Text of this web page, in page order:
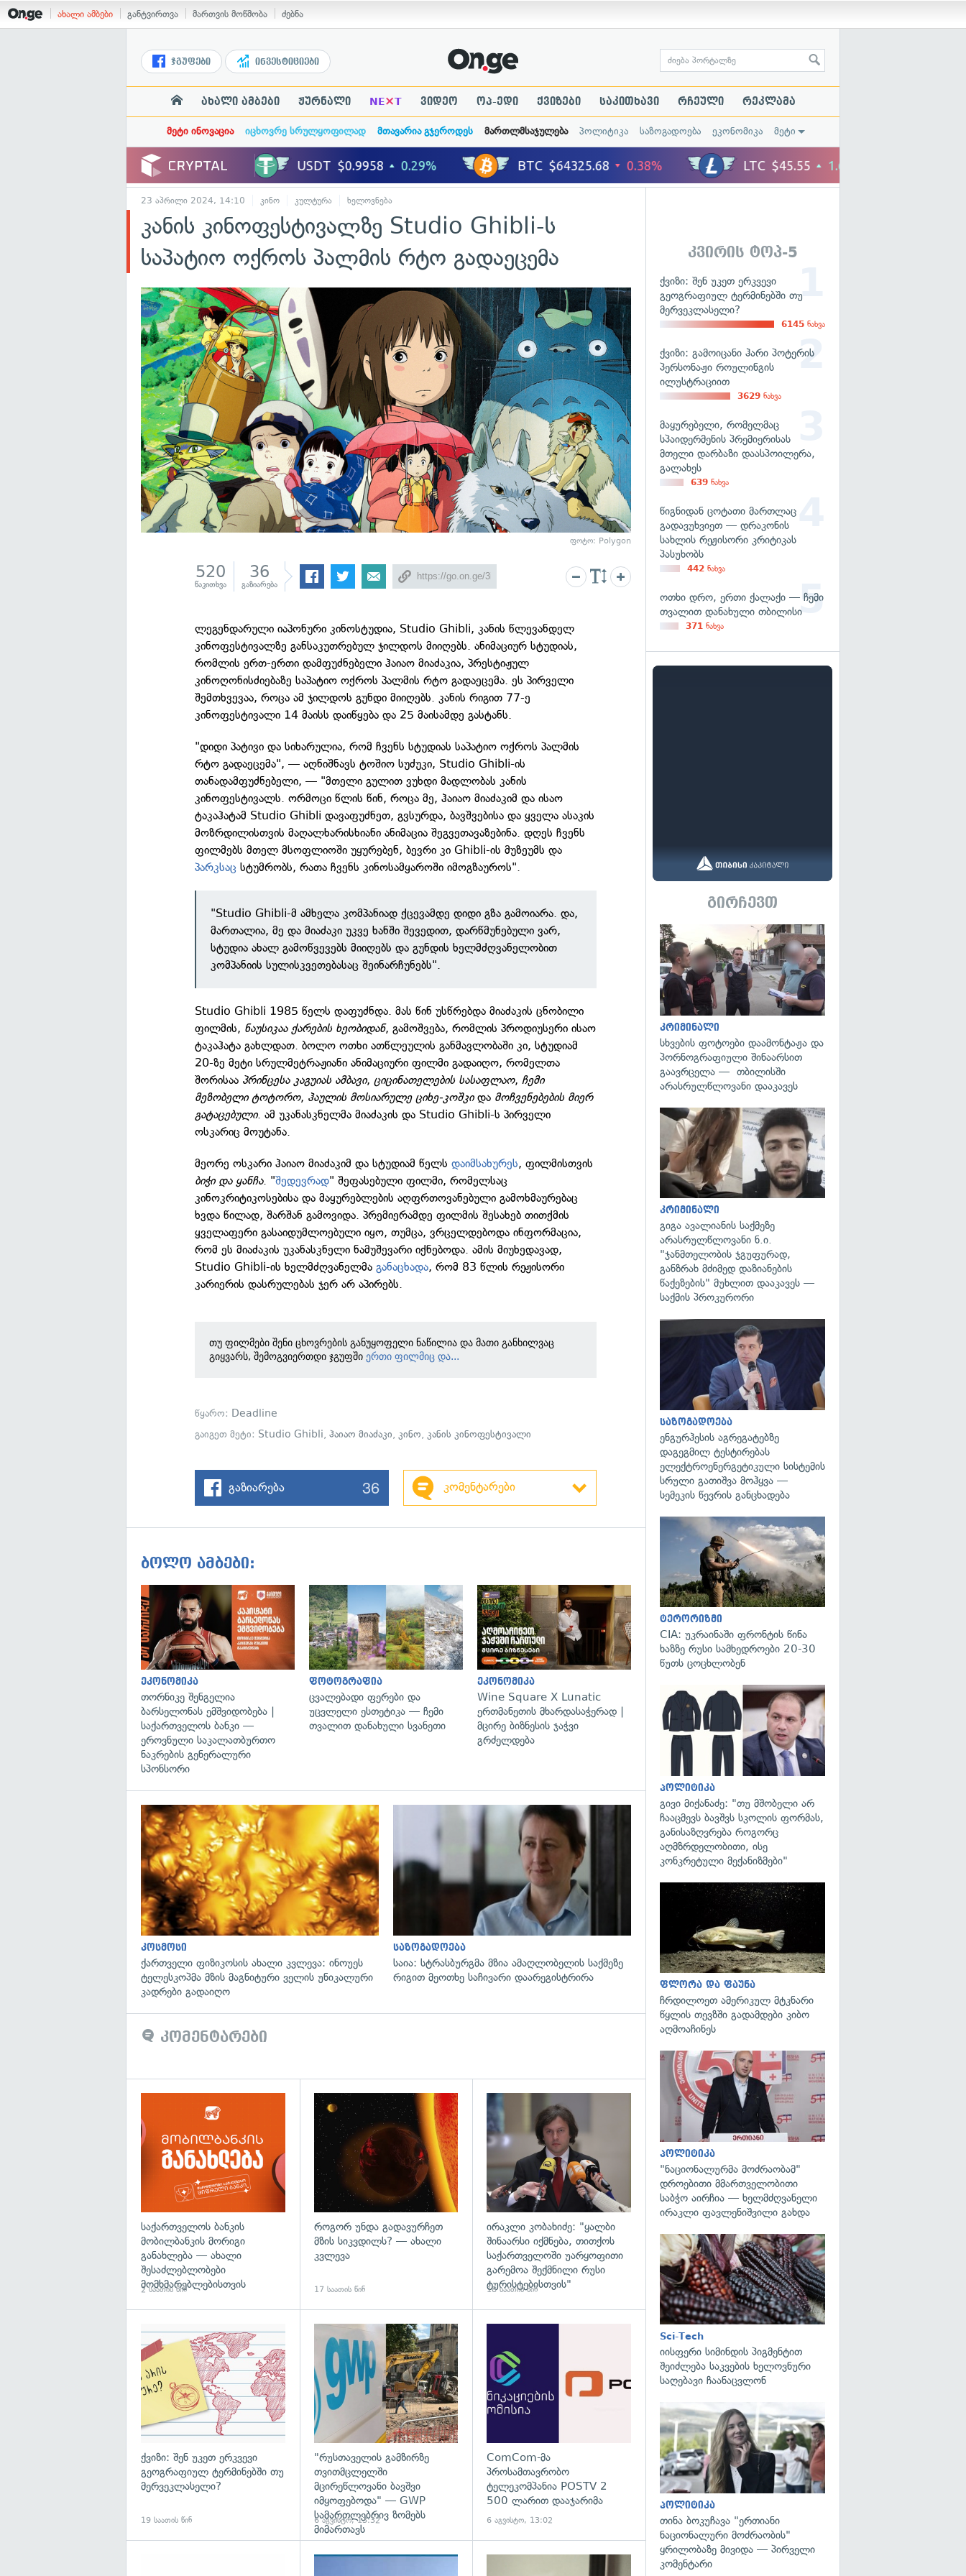
ახალი ამბები განტვირთვა მართვის მოწმობა ძებნა
ჯგუფები ინვესტიციები
ახალი ამბები ჟურნალი NE×T ვიდეო ოპ-ედი ქვიზები საკითხავი რჩეული რეკლამა
მეტი ინოვაცია იცხოვრე სრულყოფილად მთავარია გჯეროდეს მართლმსაჯულება პოლიტიკა საზოგადოება ეკონომიკა მეტი
23 აპრილი 2024, 14:10 კინო კულტურა ხელოვნება
კანის კინოფესტივალზე Studio Ghibli-ს
საპატიო ოქროს პალმის რტო გადაეცემა
ფოტო: Polygon
520
წაკითხვა
36
გაზიარება
ლეგენდარული იაპონური კინოსტუდია, Studio Ghibli, კანის წლევანდელ
კინოფესტივალზე განსაკუთრებულ ჯილდოს მიიღებს. ანიმაციურ სტუდიას,
რომლის ერთ-ერთი დამფუძნებელი ჰაიაო მიაძაკია, პრესტიჟულ
კინოღონისძიებაზე საპატიო ოქროს პალმის რტო გადაეცემა. ეს პირველი
შემთხვევაა, როცა ამ ჯილდოს გუნდი მიიღებს. კანის რიგით 77-ე
კინოფესტივალი 14 მაისს დაიწყება და 25 მაისამდე გასტანს.
"დიდი პატივი და სიხარულია, რომ ჩვენს სტუდიას საპატიო ოქროს პალმის
რტო გადაეცემა", — აღნიშნავს ტოშიო სუძუკი, Studio Ghibli-ის
თანადამფუძნებელი, — "მთელი გულით ვუხდი მადლობას კანის
კინოფესტივალს. ორმოცი წლის წინ, როცა მე, ჰაიაო მიაძაკიმ და ისაო
ტაკაჰატამ Studio Ghibli დავაფუძნეთ, გვსურდა, ბავშვებისა და ყველა ასაკის
მოზრდილისთვის მაღალხარისხიანი ანიმაცია შეგვეთავაზებინა. დღეს ჩვენს
ფილმებს მთელ მსოფლიოში უყურებენ, ბევრი კი Ghibli-ის მუზეუმს და
პარკსაც სტუმრობს, რათა ჩვენს კინოსამყაროში იმოგზაუროს".
"Studio Ghibli-მ ამხელა კომპანიად ქცევამდე დიდი გზა გამოიარა. და,
მართალია, მე და მიაძაკი უკვე ხანში შევედით, დარწმუნებული ვარ,
სტუდია ახალ გამოწვევებს მიიღებს და გუნდის ხელმძღვანელობით
კომპანიის სულისკვეთებასაც შეინარჩუნებს".
Studio Ghibli 1985 წელს დაფუძნდა. მას წინ უსწრებდა მიაძაკის ცნობილი
ფილმის, ნაუსიკაა ქარების ხეობიდან, გამოშვება, რომლის პროდიუსერი ისაო
ტაკაჰატა გახლდათ. ბოლო ოთხი ათწლეულის განმავლობაში კი, სტუდიამ
20-ზე მეტი სრულმეტრაჟიანი ანიმაციური ფილმი გადაიღო, რომელთა
შორისაა პრინცესა კაგუიას ამბავი,ციცინათელების სასაფლაო,ჩემი
მეზობელი ტოტორო, ჰაულის მოსიარულე ციხე-კოშკიდა მოჩვენებების მიერ
გატაცებული. ამ უკანასკნელმა მიაძაკის და Studio Ghibli-ს პირველი
ოსკარიც მოუტანა.
მეორე ოსკარი ჰაიაო მიაძაკიმ და სტუდიამ წელსდაიმსახურეს, ფილმისთვის
ბიჭი და ყანჩა. "შედევრად" შეფასებული ფილმი, რომელსაც
კინოკრიტიკოსებისა და მაყურებლების აღფრთოვანებული გამოხმაურებაც
ხვდა წილად, შარშან გამოვიდა. პრემიერამდე ფილმის შესახებ თითქმის
ყველაფერი გასაიდუმლოებული იყო, თუმცა, ვრცელდებოდა ინფორმაცია,
რომ ეს მიაძაკის უკანასკნელი ნამუშევარი იქნებოდა. ამის მიუხედავად,
Studio Ghibli-ის ხელმძღვანელმაგანაცხადა, რომ 83 წლის რეჟისორი
კარიერის დასრულებას ჯერ არ აპირებს.
თუ ფილმები შენი ცხოვრების განუყოფელი ნაწილია და მათი განხილვაც
გიყვარს, შემოგვიერთდი ჯგუფში ერთი ფილმიც და...
წყარო: Deadline
გაიგეთ მეტი: Studio Ghibli,ჰაიაო მიაძაკი,კინო,კანის კინოფესტივალი
გაზიარება 36 კომენტარები
ბოლო ამბები:
ეკონომიკა
თორნიკე შენგელია
ბარსელონას ემშვიდობება |
საქართველოს ბანკი —
ეროვნული საკალათბურთო
ნაკრების გენერალური
სპონსორი
გადახედვა
ფოტოგრაფია
ცვალებადი ფერები და
უცვლელი ესთეტიკა — ჩემი
თვალით დანახული სვანეთი
ეკონომიკა
Wine Square X Lunatic
ერთმანეთის მხარდასაჭერად |
მცირე ბიზნესის ჯაჭვი
გრძელდება
კოსმოსი
ქართველი ფიზიკოსის ახალი კვლევა: ინოუეს
ტელესკოპმა მზის მაგნიტური ველის უნიკალური
კადრები გადაიღო
გადახედვა
საზოგადოება
საია: სტრასბურგმა მზია ამაღლობელის საქმეზე
რიგით მეოთხე საჩივარი დაარეგისტრირა
კომენტარები
საქართველოს ბანკის
მობილბანკის მორიგი
განახლება — ახალი
შესაძლებლობები
მომხმარებლებისთვის
2 საათის წინ
გადახედვა
როგორ უნდა გადავურჩეთ
მზის სიკვდილს? — ახალი
კვლევა
17 საათის წინ
გადახედვა
ირაკლი კობახიძე: "ყალბი
შინაარსი იქმნება, თითქოს
საქართველოში უარყოფითი
გარემოა შექმნილი რუსი
ტურისტებისთვის"
18 საათის წინ
ქვიზი: შენ უკეთ ერკვევი
გეოგრაფიულ ტერმინებში თუ
მერვეკლასელი?
19 საათის წინ
"რუსთაველის გამზირზე
თვითმცლელში
მცირეწლოვანი ბავშვი
იმყოფებოდა" — GWP
სამართლებრივ ზომებს
მიმართავს
6 აგვისტო, 13:32
გადახედვა
ComCom-მა
პროსამთავრობო
ტელეკომპანია POSTV 2
500 ლარით დააჯარიმა
6 აგვისტო, 13:02
გადახედვა
კვირის ტოპ-5
ქვიზი: შენ უკეთ ერკვევი
გეოგრაფიულ ტერმინებში თუ
მერვეკლასელი?
6145 ნახვა
ქვიზი: გამოიცანი ჰარი პოტერის
პერსონაჟი როულინგის
ილუსტრაციით
3629 ნახვა
მაყურებელი, რომელმაც
სპაიდერმენის პრემიერისას
მთელი დარბაზი დაასპოილერა,
გალახეს
639 ნახვა
წიგნიდან ცოტათი მართლაც
გადავუხვიეთ — დრაკონის
სახლის რეჟისორი კრიტიკას
პასუხობს
442 ნახვა
ოთხი დრო, ერთი ქალაქი — ჩემი
თვალით დანახული თბილისი
371 ნახვა
გირჩევთ
კრიმინალი
სხვების ფოტოები დაამონტაჟა და
პორნოგრაფიული შინაარსით
გაავრცელა — თბილისში
არასრულწლოვანი დააკავეს
კრიმინალი
გიგა ავალიანის საქმეზე
არასრულწლოვანი ნ.ი.
"ჯანმთელობის ჯგუფურად,
განზრახ მძიმედ დაზიანების
წაქეზების" მუხლით დააკავეს —
საქმის პროკურორი
საზოგადოება
ენგურჰესის აგრეგატებზე
დაგეგმილ ტესტირებას
ელექტროენერგეტიკული სისტემის
სრული გათიშვა მოჰყვა —
სემეკის წევრის განცხადება
ტერორიზმი
CIA: უკრაინაში ფრონტის წინა
ხაზზე რუსი სამხედროები 20-30
წუთს ცოცხლობენ
პოლიტიკა
გივი მიქანაძე: "თუ მშობელი არ
ჩააცმევს ბავშვს სკოლის ფორმას,
განისაზღვრება როგორც
აღმზრდელობითი, ისე
კონკრეტული მექანიზმები"
ფლორა და ფაუნა
ჩრდილოეთ ამერიკულ მტკნარი
წყლის თევზში გადამდები კიბო
აღმოაჩინეს
პოლიტიკა
"ნაციონალურმა მოძრაობამ"
დროებითი მმართველობითი
საბჭო აირჩია — ხელმძღვანელი
ირაკლი ფავლენიშვილი გახდა
Sci-Tech
იისფერი სიმინდის პიგმენტით
შეიძლება საკვების ხელოვნური
საღებავი ჩაანაცვლონ
პოლიტიკა
თინა ბოკუჩავა "ერთიანი
ნაციონალური მოძრაობის"
ყრილობაზე მივიდა — პირველი
კომენტარი